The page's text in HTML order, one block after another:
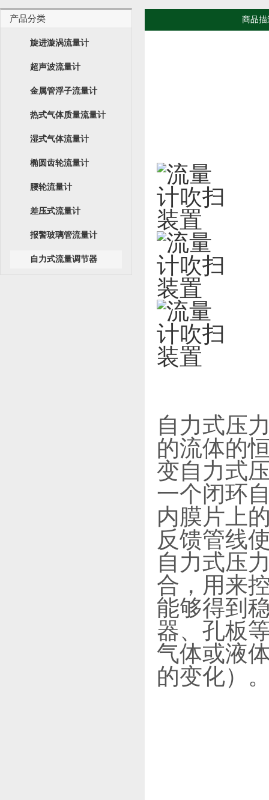
产品分类
旋进漩涡流量计
超声波流量计
金属管浮子流量计
热式气体质量流量计
湿式气体流量计
椭圆齿轮流量计
腰轮流量计
差压式流量计
报警玻璃管流量计
自力式流量调节器
商品描
自力式压
的流体的
变自力式
一个闭环
内膜片上
反馈管线
自力式压
合，用来
能够得到
器、孔板
气体或液
的变化）